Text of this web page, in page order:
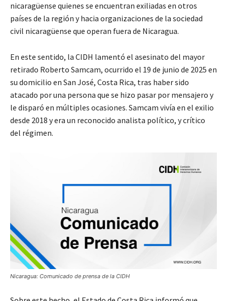
nicaragüense quienes se encuentran exiliadas en otros
países de la región y hacia organizaciones de la sociedad
civil nicaragüense que operan fuera de Nicaragua.
En este sentido, la CIDH lamentó el asesinato del mayor
retirado Roberto Samcam, ocurrido el 19 de junio de 2025 en
su domicilio en San José, Costa Rica, tras haber sido
atacado por una persona que se hizo pasar por mensajero y
le disparó en múltiples ocasiones. Samcam vivía en el exilio
desde 2018 y era un reconocido analista político, y crítico
del régimen.
Nicaragua: Comunicado de prensa de la CIDH